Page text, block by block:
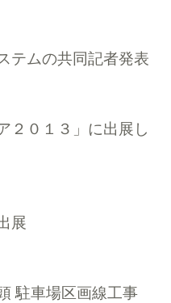
テムの共同記者発表
２０１３」に出展し
展
駐車場区画線工事